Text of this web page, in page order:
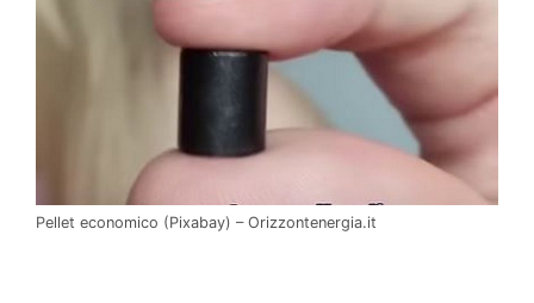
Pellet economico (Pixabay) – Orizzontenergia.it